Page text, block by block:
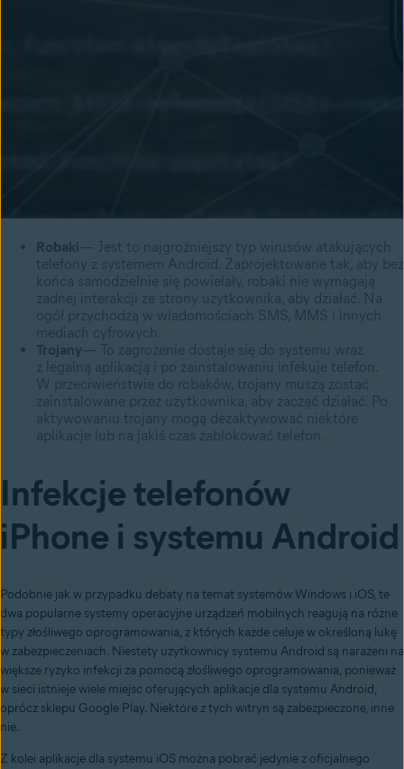
Robaki— Jest to najgroźniejszy typ wirusów atakujących
telefony z systemem Android. Zaprojektowane tak, aby bez
końca samodzielnie się powielały, robaki nie wymagają
żadnej interakcji ze strony użytkownika, aby działać. Na
ogół przychodzą w wiadomościach SMS, MMS i innych
mediach cyfrowych.
Trojany— To zagrożenie dostaje się do systemu wraz
z legalną aplikacją i po zainstalowaniu infekuje telefon.
W przeciwieństwie do robaków, trojany muszą zostać
zainstalowane przez użytkownika, aby zacząć działać. Po
aktywowaniu trojany mogą dezaktywować niektóre
aplikacje lub na jakiś czas zablokować telefon.
Infekcje telefonów
iPhone i systemu Android
Podobnie jak w przypadku debaty na temat systemów Windows i iOS, te
dwa popularne systemy operacyjne urządzeń mobilnych reagują na różne
typy złośliwego oprogramowania, z których każde celuje w określoną lukę
w zabezpieczeniach. Niestety użytkownicy systemu Android są narażeni na
większe ryzyko infekcji za pomocą złośliwego oprogramowania, ponieważ
w sieci istnieje wiele miejsc oferujących aplikacje dla systemu Android,
oprócz sklepu Google Play. Niektóre z tych witryn są zabezpieczone, inne
nie.
Z kolei aplikacje dla systemu iOS można pobrać jedynie z oficjalnego